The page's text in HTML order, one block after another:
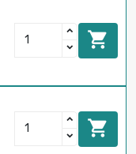

